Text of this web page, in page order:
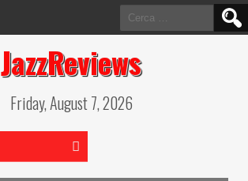
Ricerca
per:
JazzReviews
Friday, August 7, 2026